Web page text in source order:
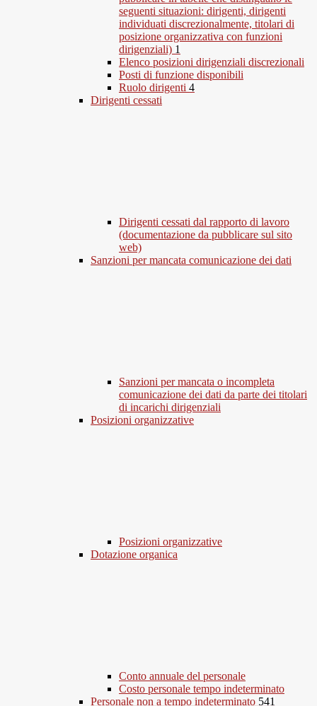
seguenti situazioni: dirigenti, dirigenti
individuati discrezionalmente, titolari di
posizione organizzativa con funzioni
dirigenziali) 1
Elenco posizioni dirigenziali discrezionali
Posti di funzione disponibili
Ruolo dirigenti 4
Dirigenti cessati
Dirigenti cessati dal rapporto di lavoro
(documentazione da pubblicare sul sito
web)
Sanzioni per mancata comunicazione dei dati
Sanzioni per mancata o incompleta
comunicazione dei dati da parte dei titolari
di incarichi dirigenziali
Posizioni organizzative
Posizioni organizzative
Dotazione organica
Conto annuale del personale
Costo personale tempo indeterminato
Personale non a tempo indeterminato 541